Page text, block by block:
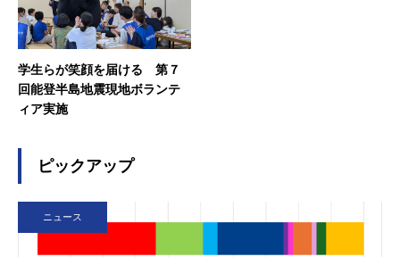
学生らが笑顔を届ける 第７
回能登半島地震現地ボランテ
ィア実施
ピックアップ
ニュース